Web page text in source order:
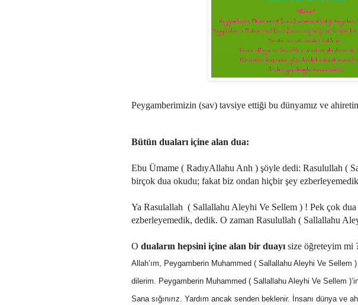
Peygamberimizin (sav) tavsiye ettiği bu dünyamız ve
Bütün duaları içine alan dua:
Ebu Ümame ( RadıyAllahu Anh ) şöyle dedi: Rasulullah (
birçok dua okudu; fakat biz ondan hiçbir şey
Ya Rasulallah ( Sallallahu Aleyhi Ve Sellem ) ! Pek çok dua
ezberleyemedik, dedik. O zaman Rasulullah ( Sallallahu
O duaların hepsini içine alan bir duayı size öğreteyim mi
Allah’ım, Peygamberin Muhammed ( Sallallahu Aleyhi Ve Sellem
dilerim. Peygamberin Muhammed ( Sallallahu Aleyhi Ve Sellem
Sana sığınırız. Yardım ancak senden beklenir. İnsanı dünya ve